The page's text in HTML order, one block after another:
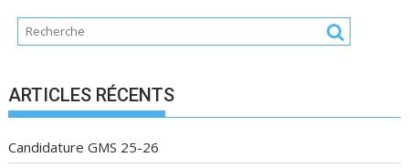
ARTICLES RÉCENTS
Candidature GMS 25-26